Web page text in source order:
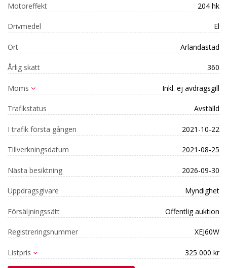
Motoreffekt 204 hk
Drivmedel El
Ort Arlandastad
Årlig skatt 360
Moms Inkl. ej avdragsgill
Trafikstatus Avställd
I trafik första gången 2021-10-22
Tillverkningsdatum 2021-08-25
Nästa besiktning 2026-09-30
Uppdragsgivare Myndighet
Försäljningssätt Offentlig auktion
Registreringsnummer XEJ60W
Listpris 325 000 kr